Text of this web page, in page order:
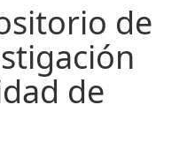
de
de